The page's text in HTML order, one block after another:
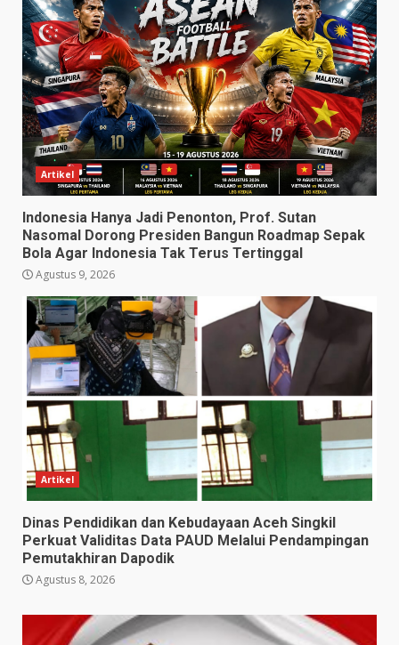
Artikel
Indonesia Hanya Jadi Penonton, Prof. Sutan
Nasomal Dorong Presiden Bangun Roadmap Sepak
Bola Agar Indonesia Tak Terus Tertinggal
Agustus 9, 2026
Artikel
Dinas Pendidikan dan Kebudayaan Aceh Singkil
Perkuat Validitas Data PAUD Melalui Pendampingan
Pemutakhiran Dapodik
Agustus 8, 2026